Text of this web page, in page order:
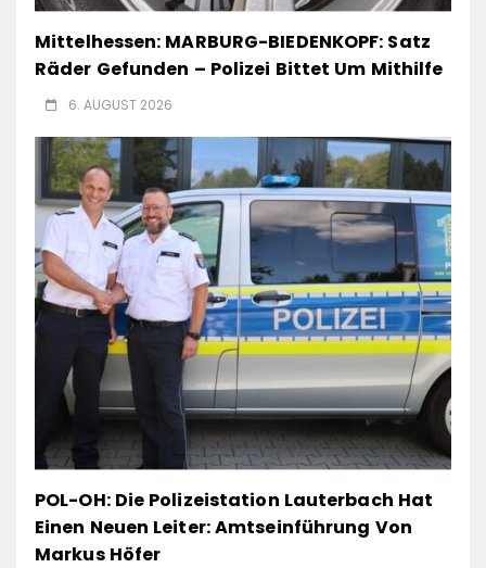
Mittelhessen: MARBURG-BIEDENKOPF: Satz
Räder Gefunden – Polizei Bittet Um Mithilfe
6. AUGUST 2026
POL-OH: Die Polizeistation Lauterbach Hat
Einen Neuen Leiter: Amtseinführung Von
Markus Höfer